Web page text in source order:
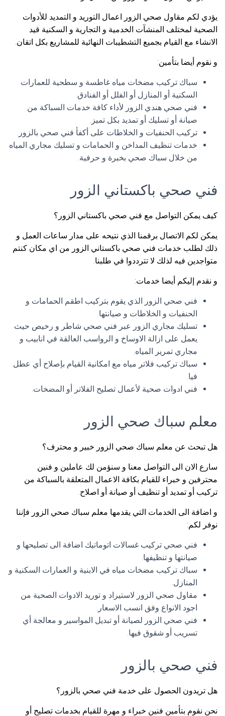
يؤدي لكم مقاول صحي الزور اعمال التوريد و التمديد للأدوات
الصحية لمختلف المنشآت الخدمية و التجارية و السكنية قيد
الانشاء مع القيام بجميع التشطيبات النهائية للمشاريع بكل اتقان.
و نقوم أيضا بتأمين:
سباك تركيب مضخات مياه غاطسة و سطحية للعمارات
السكنية أو المنازل أو الفلل أو الفنادق.
فني صحي هندي الزور لأداء كافة خدمات السباكة من
صيانة أو تسليك أو تمديد بكل تميز.
تركيب الحنفيات و الخلاطات على أكفأ فني صحي بالزور.
خدمات تنظيف المداخن و الحمامات و تسليك مجاري المياه
من خلال سباك صحي بخبرة و حرفية.
فني صحي باكستاني الزور
كيف يمكن التواصل مع فني صحي باكستاني الزور؟
يمكن لكم الاتصال برقمنا الذي نتيحه على مدار ساعات العمل و
ذلك لطلب خدمات فني صحي باكستاني الزور من اي مكان كنتم
متواجدين فيه لذلك لا تترددوا في طلبنا.
و نقدم إليكم أيضا خدمات:
فني صحي الزور الذي يقوم بتركيب اطقم الحمامات و
الحنفيات و الخلاطات و صيانتها.
تسليك مجاري الزور عبر فني صحي شاطر و رخيص حيث
يعمل على ازالة الاوساخ و الرواسب العالقة في انابيب و
مجاري تمرير المياه.
سباك تركيب فلاتر مياه مع امكانية القيام بإصلاح أي عطل
فيا.
فني ادوات صحية لأعمال تصليح الفلاتر أو المضخات.
معلم سباك صحي الزور
هل تبحث عن معلم سباك صحي الزور خبير و محترف؟
سارع الان الى التواصل معنا و سنؤمن لك عاملين و فنين
محترفين و خبراء للقيام بكافة الاعمال المتعلقة بالسباكة من
تركيب أو تمديد أو تنظيف أو صيانة أو اصلاح.
و اضافة الى الخدمات التي يقدمها معلم سباك صحي الزور فإننا
نوفر لكم:
فني صحي تركيب غسالات اتوماتيك اضافة الى تصليحها و
صيانتها و تنظيفها.
سباك تركيب مضخات مياه في الابنية و العمارات السكنية و
المنازل.
مقاول صحي الزور لاستيراد و توريد الادوات الصحية من
اجود الانواع وفق انسب الاسعار.
فني صحي الزور لصيانة أو تبديل المواسير و معالجة أي
تسريب أو شقوق فيها.
فني صحي بالزور
هل تريدون الحصول على خدمة فني صحي بالزور؟
نحن نقوم بتأمين فنين خبراء و مهرة للقيام بخدمات تصليح أو